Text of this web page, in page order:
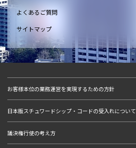
よくあるご質問
サイトマップ
お客様本位の業務運営を実現するための方針
日本版スチュワードシップ・コードの受入れについて
議決権行使の考え方